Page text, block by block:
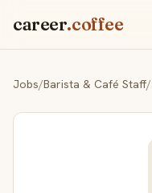
career.coffee
Jobs/Barista & Café Staff/